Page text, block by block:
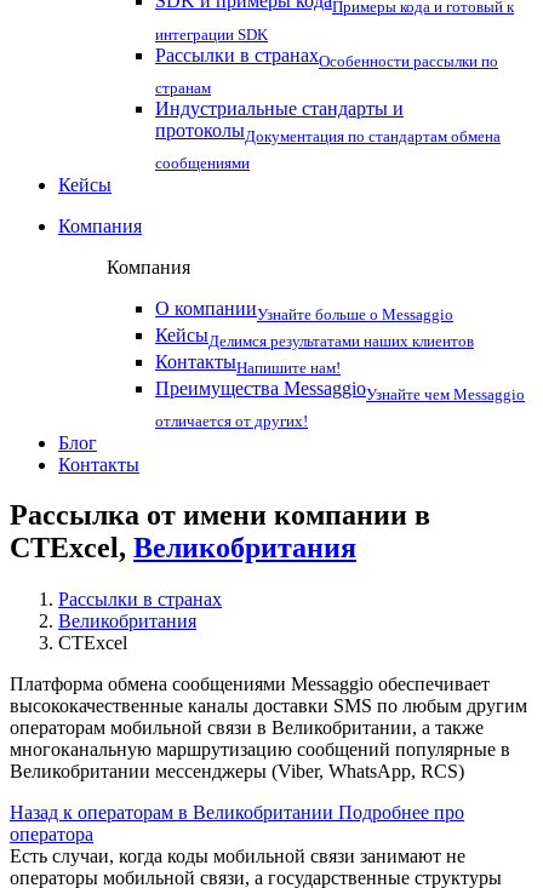
Примеры кода и готовый к
интеграции SDK
Рассылки в странахОсобенности рассылки по
странам
Индустриальные стандарты и
протоколыДокументация по стандартам обмена
сообщениями
Кейсы
Компания
Компания
О компанииУзнайте больше о Messaggio
КейсыДелимся результатами наших клиентов
КонтактыНапишите нам!
Преимущества MessaggioУзнайте чем Messaggio
отличается от других!
Блог
Контакты
Рассылка от имени компании в
CTExcel, Великобритания
Рассылки в странах
Великобритания
CTExcel
Платформа обмена сообщениями Messaggio обеспечивает
высококачественные каналы доставки SMS по любым другим
операторам мобильной связи в Великобритании, а также
многоканальную маршрутизацию сообщений популярные в
Великобритании мессенджеры (Viber, WhatsApp, RCS)
Назад к операторам в Великобритании Подробнее про
оператора
Есть случаи, когда коды мобильной связи занимают не
операторы мобильной связи, а государственные структуры